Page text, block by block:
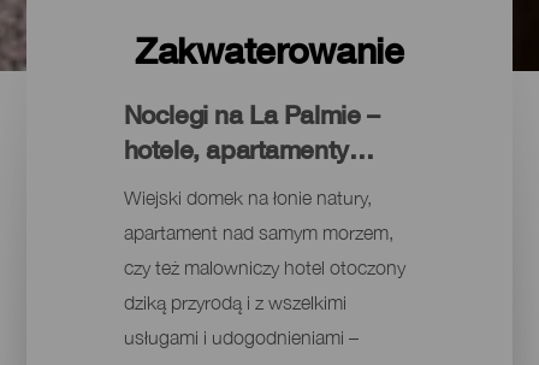
Zakwaterowanie
Noclegi na La Palmie –
hotele, apartamenty…
Wiejski domek na łonie natury,
apartament nad samym morzem,
czy też malowniczy hotel otoczony
dziką przyrodą i z wszelkimi
usługami i udogodnieniami –